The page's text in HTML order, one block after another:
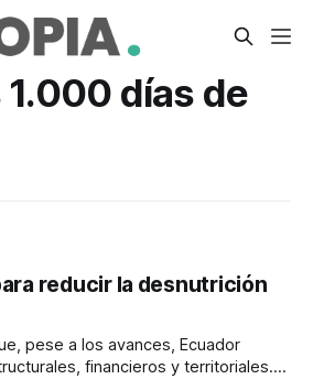
días de
reducir la desnutrición
pese a los avances, Ecuador
financieros y territoriales.